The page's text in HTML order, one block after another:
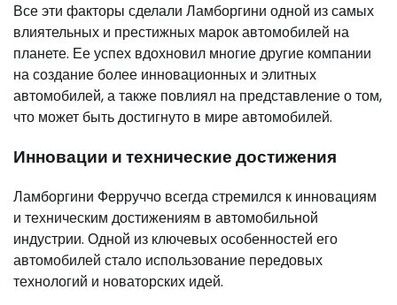
Все эти факторы сделали Ламборгини одной из самых
влиятельных и престижных марок автомобилей на
планете. Ее успех вдохновил многие другие компании
на создание более инновационных и элитных
автомобилей, а также повлиял на представление о том,
что может быть достигнуто в мире автомобилей.
Инновации и технические достижения
Ламборгини Ферруччо всегда стремился к инновациям
и техническим достижениям в автомобильной
индустрии. Одной из ключевых особенностей его
автомобилей стало использование передовых
технологий и новаторских идей.